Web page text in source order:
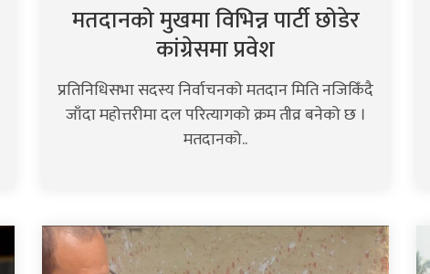
मतदानको मुखमा विभिन्न पार्टी छोडेर
कांग्रेसमा प्रवेश
प्रतिनिधिसभा सदस्य निर्वाचनको मतदान मिति नजिकिँदै
जाँदा महोत्तरीमा दल परित्यागको क्रम तीव्र बनेको छ ।
मतदानको..